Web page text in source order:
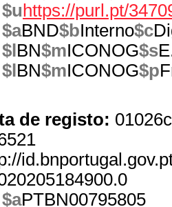
$u https://purl.pt/
$aBND$bInterno$c
$l BN$mICONOG$s
$l BN$mICONOG$p
de registo:
$aPTBN00795805